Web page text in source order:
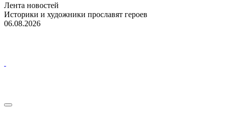
Лента новостей
Историки и художники прославят героев
06.08.2026